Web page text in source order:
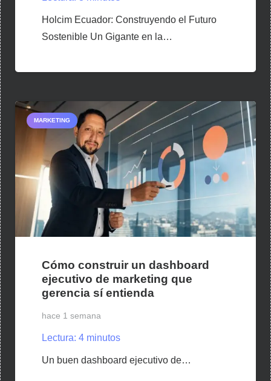
Holcim Ecuador: Construyendo el Futuro
Sostenible Un Gigante en la…
MARKETING
Cómo construir un dashboard
ejecutivo de marketing que
gerencia sí entienda
hace 1 semana
Lectura: 4 minutos
Un buen dashboard ejecutivo de…